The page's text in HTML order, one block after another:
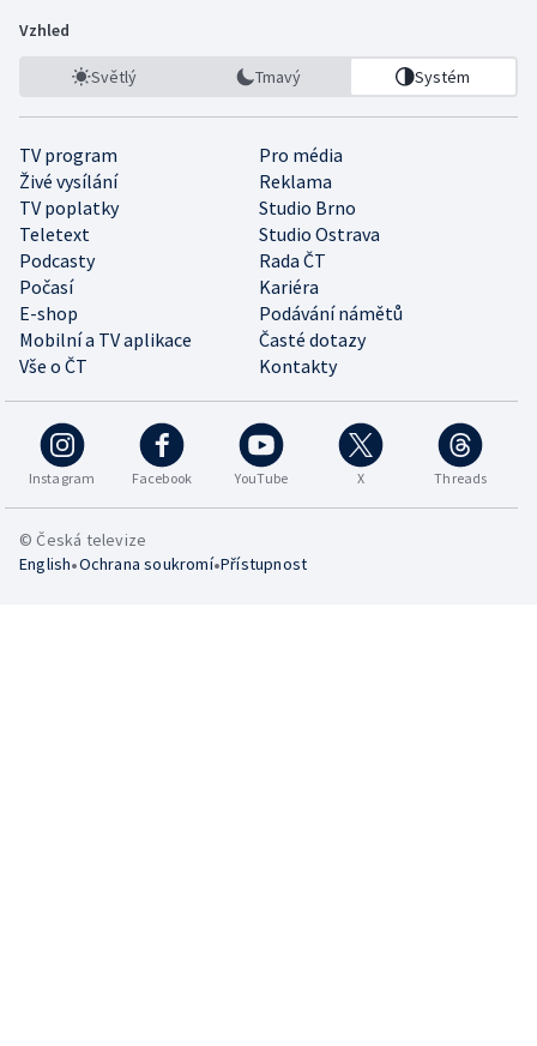
Vzhled
Světlý Tmavý Systém
TV program
Pro média
Živé vysílání
Reklama
TV poplatky
Studio Brno
Teletext
Studio Ostrava
Podcasty
Rada ČT
Počasí
Kariéra
E-shop
Podávání námětů
Mobilní a TV aplikace
Časté dotazy
Vše o ČT
Kontakty
Instagram Facebook YouTube X Threads
© Česká televize
English•Ochrana soukromí•Přístupnost